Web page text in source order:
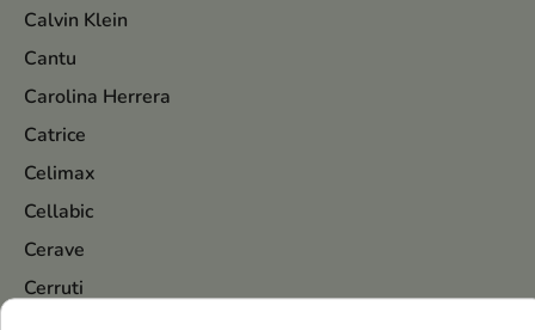
Calvin Klein
Cantu
Carolina Herrera
Catrice
Celimax
Cellabic
Cerave
Cerruti